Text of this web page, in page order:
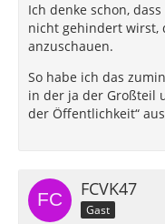
Ich denke schon,
nicht gehindert wirst,
anzuschauen.
So habe ich das
in der ja der Großteil
der Öffentlichkeit“
FCVK47
Gast